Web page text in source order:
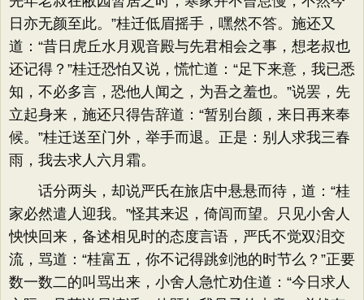
日亦无颜至此。​”桂迁低眉摇手，嘿然不答。施还又
道：​“昔日虎丘水月观音殿与先君相会之事，想老叔也
还记得？​”桂迁恐怕又说，慌忙道：​“足下来意，我已悉
知，不必多言，恐他人闻之，为吾之羞也。​”说罢，先
立起身来，施还只得告辞道：​“暂别台颜，来日再来奉
候。​”桂迁送至门外，举手而退。正是：别人求我三春
雨，我去求人六月霜。
话分两头，却说严氏在旅店中悬悬而待，道：​“桂
家必然遣人迎我。​”怪其来迟，倚闾而望。只见小舍人
怏怏回来，备述相见时的态度言语，严氏不觉双泪交
流，骂道：​“桂富五，你不记得跳剑池的时节么？​”正要
数一数二的叫骂出来，小舍人急忙劝住道：​“今日求人